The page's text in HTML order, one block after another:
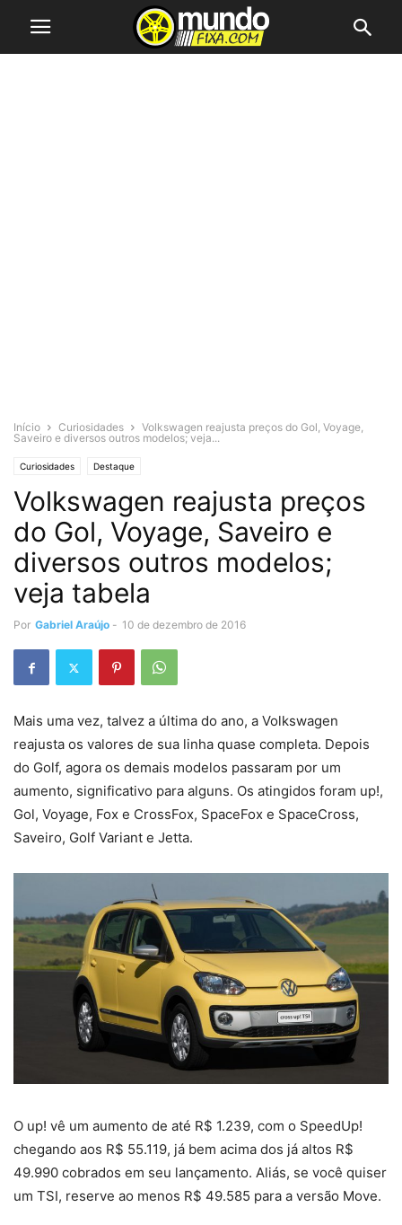
Início Curiosidades
Volkswagen reajusta preços do Gol, Voyage,
Saveiro e diversos outros modelos; veja...
Curiosidades Destaque
Volkswagen reajusta preços
do Gol, Voyage, Saveiro e
diversos outros modelos;
veja tabela
Por Gabriel Araújo - 10 de dezembro de 2016
Mais uma vez, talvez a última do ano, a Volkswagen
reajusta os valores de sua linha quase completa. Depois
do Golf, agora os demais modelos passaram por um
aumento, significativo para alguns. Os atingidos foram up!,
Gol, Voyage, Fox e CrossFox, SpaceFox e SpaceCross,
Saveiro, Golf Variant e Jetta.
O up! vê um aumento de até R$ 1.239, com o SpeedUp!
chegando aos R$ 55.119, já bem acima dos já altos R$
49.990 cobrados em seu lançamento. Aliás, se você quiser
um TSI, reserve ao menos R$ 49.585 para a versão Move.